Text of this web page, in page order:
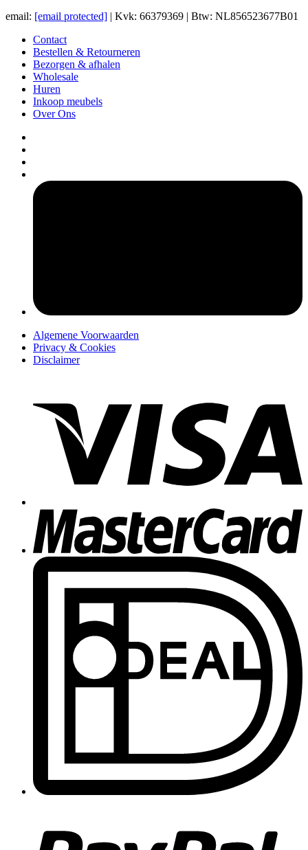
email: [email protected] | Kvk: 66379369 | Btw: NL856523677B01
Contact
Bestellen & Retourneren
Bezorgen & afhalen
Wholesale
Huren
Inkoop meubels
Over Ons
Algemene Voorwaarden
Privacy & Cookies
Disclaimer